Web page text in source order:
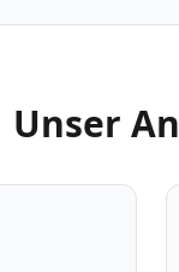
Unser